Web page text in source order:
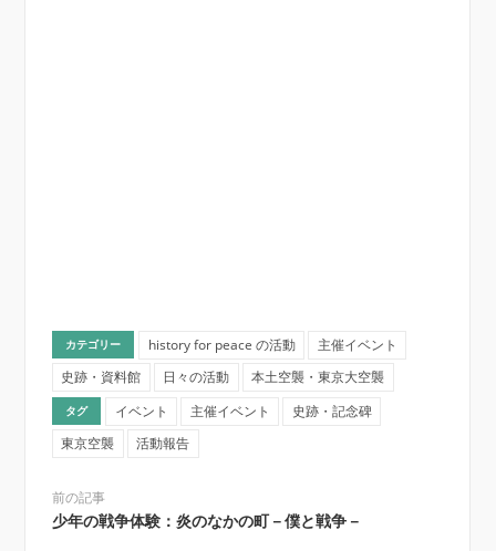
カテゴリー history for peace の活動
主催イベント
史跡・資料館
日々の活動 本土空襲・東京大空襲
タグ イベント 主催イベント
史跡・記念碑
東京空襲
活動報告
前の記事
少年の戦争体験：炎のなかの町－僕と戦争－